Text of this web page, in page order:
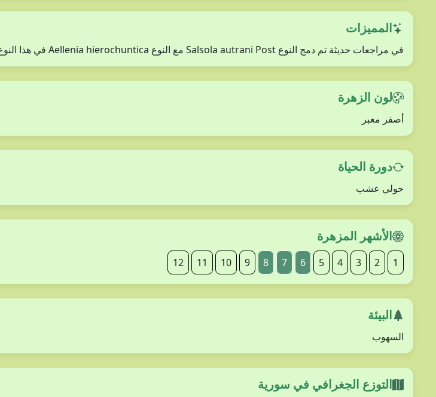
المميزات
في مراجعات حديثة تم دمج النوع Salsola autrani Post مع النوع Aellenia hierochuntica في هذا النوع
لون الزهرة
أصفر مغبر
دورة الحياة
حولي عشب
الأشهر المزهرة
1
2
3
4
5
6
7
8
9
10
11
12
البيئة
السهوب
التوزع الجغرافي في سورية